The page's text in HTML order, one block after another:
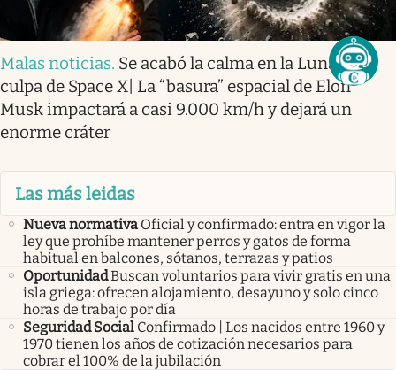
Malas noticias. Se acabó la calma en la Luna por
culpa de Space X| La “basura” espacial de Elon
Musk impactará a casi 9.000 km/h y dejará un
enorme cráter
Las más leidas
Nueva normativa Oficial y confirmado: entra en vigor la
ley que prohíbe mantener perros y gatos de forma
habitual en balcones, sótanos, terrazas y patios
OportunidadBuscan voluntarios para vivir gratis en una
isla griega: ofrecen alojamiento, desayuno y solo cinco
horas de trabajo por día
Seguridad Social Confirmado | Los nacidos entre 1960 y
1970 tienen los años de cotización necesarios para
cobrar el 100% de la jubilación